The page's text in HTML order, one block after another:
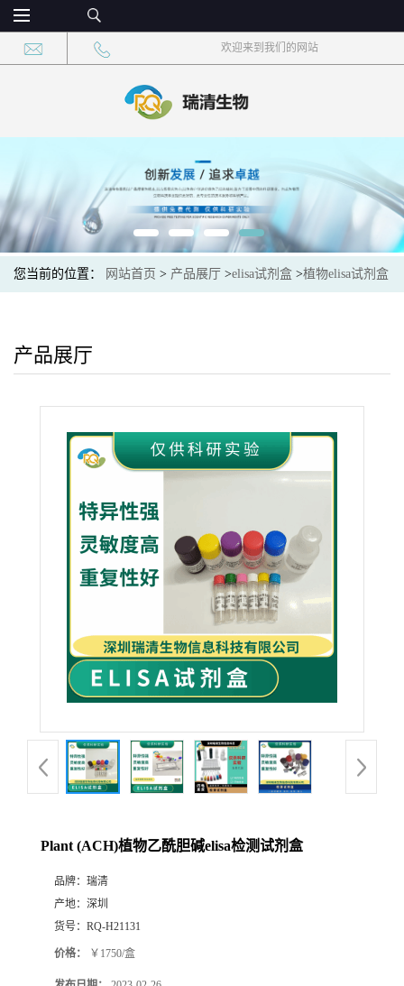
欢迎来到我们的网站
您当前的位置： 网站首页 > 产品展厅 >elisa试剂盒 >植物elisa试剂盒
产品展厅
Plant (ACH)植物乙酰胆碱elisa检测试剂盒
品牌： 瑞清
产地： 深圳
货号： RQ-H21131
价格： ￥1750/盒